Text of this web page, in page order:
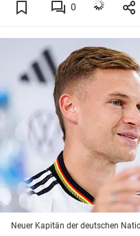
0
Neuer Kapitän der deutschen